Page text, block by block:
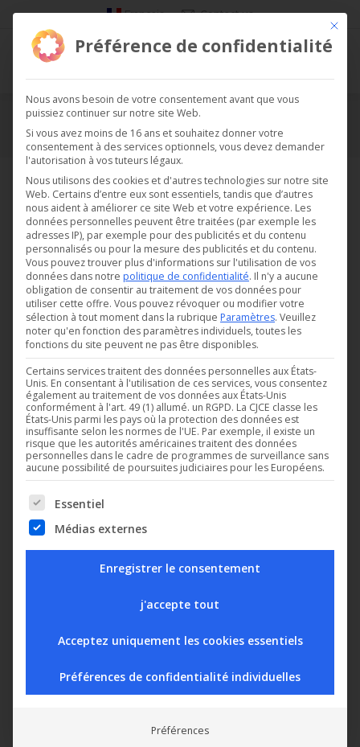
Français Contact us
News
Vous êtes ici :
Un nouvel hôtel de luxe opte pour un
système de refroidissement CO2
transcritique régulé par Digitel
mai 17, 2023
Le Six Senses, situé dans la station de ski de Crans-
Montana (CH) a récemment installé un nouveau
Ce
Préférence de confidentialité
Nous avons besoin de votre consentement avant que vous
puissiez continuer sur notre site Web.
Si vous avez moins de 16 ans et souhaitez donner votre
consentement à des services optionnels, vous devez demander
l'autorisation à vos tuteurs légaux.
Nous utilisons des cookies et d'autres technologies sur notre site
Web. Certains d’entre eux sont essentiels, tandis que d’autres
nous aident à améliorer ce site Web et votre expérience. Les
données personnelles peuvent être traitées (par exemple les
adresses IP), par exemple pour des publicités et du contenu
personnalisés ou pour la mesure des publicités et du contenu.
Vous pouvez trouver plus d'informations sur l'utilisation de vos
données dans notre politique de confidentialité. Il n'y a aucune
obligation de consentir au traitement de vos données pour
utiliser cette offre. Vous pouvez révoquer ou modifier votre
sélection à tout moment dans la rubrique Paramètres. Veuillez
noter qu'en fonction des paramètres individuels, toutes les
fonctions du site peuvent ne pas être disponibles.
Certains services traitent des données personnelles aux États-
Unis. En consentant à l'utilisation de ces services, vous consentez
également au traitement de vos données aux États-Unis
conformément à l'art. 49 (1) allumé. un RGPD. La CJCE classe les
États-Unis parmi les pays où la protection des données est
insuffisante selon les normes de l'UE. Par exemple, il existe un
risque que les autorités américaines traitent des données
personnelles dans le cadre de programmes de surveillance sans
aucune possibilité de poursuites judiciaires pour les Européens.
The following is a list of service groups for which consent can
Essentiel
Médias externes
Enregistrer le consentement
j'accepte tout
Acceptez uniquement les cookies essentiels
Préférences de confidentialité individuelles
Préférences